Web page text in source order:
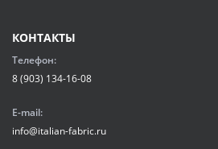
КОНТАКТЫ
Телефон:
8 (903) 134-16-08
E-mail:
info@italian-fabric.ru